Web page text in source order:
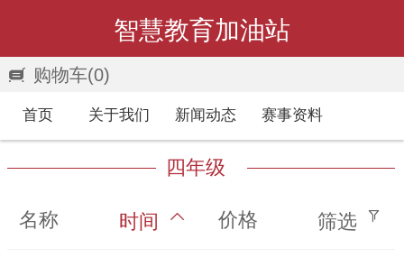
智慧教育加油站
购物车(0)
首页 关于我们 新闻动态 赛事资料
四年级
名称 时间 价格 筛选